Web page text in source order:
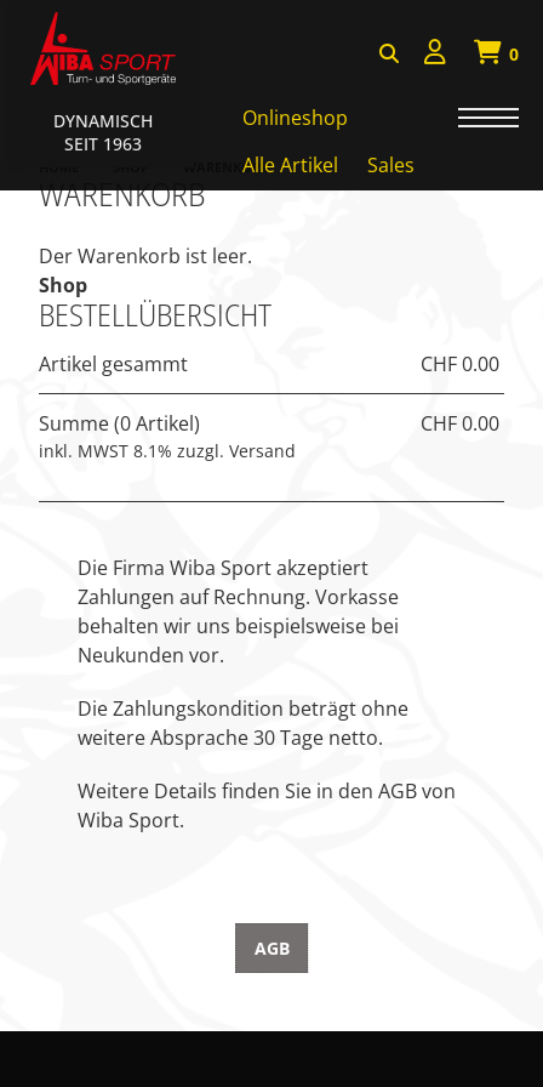
DYNAMISCH
SEIT 1963
0
Onlineshop
Alle Artikel
Sales
Badminton, Faustball
Cube Sports
Fussball-, Handballtore
Hockey, Base-, Tchouk-,
Funball
Kampfsport
Leichtathletik
Objekteinrichtungen
Psychomotorik
Technische Dokumentation
Tennis, Tischtennis
Turnen, Gymnastik, Ballett
Wassersport
WARENKORB
WARENKORB
Der Warenkorb ist leer.
Shop
BESTELLÜBERSICHT
Artikel gesammt CHF 0.00
Summe (0 Artikel) CHF 0.00
inkl. MWST 8.1% zuzgl. Versand
Die Firma Wiba Sport akzeptiert
Zahlungen auf Rechnung. Vorkasse
behalten wir uns beispielsweise bei
Neukunden vor.
Die Zahlungskondition beträgt ohne
weitere Absprache 30 Tage netto.
Weitere Details finden Sie in den AGB von
Wiba Sport.
AGB